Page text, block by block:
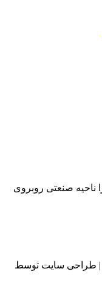
ناحیه صنعتی روبروی
طراحی سایت توسط